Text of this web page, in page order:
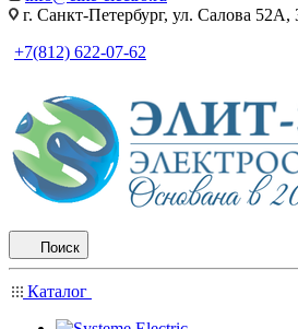
г. Санкт-Петербург, ул. Салова 52А,
+7(812) 622-07-62
Поиск
Каталог